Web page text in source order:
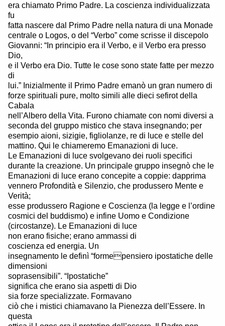
era chiamato Primo Padre. La coscienza individualizzata
fu
fatta nascere dal Primo Padre nella natura di una Monade
centrale o Logos, o del “Verbo” come scrisse il discepolo
Giovanni: “In principio era il Verbo, e il Verbo era presso
Dio,
e il Verbo era Dio. Tutte le cose sono state fatte per mezzo
di
lui.” Inizialmente il Primo Padre emanò un gran numero di
forze spirituali pure, molto simili alle dieci sefirot della
Cabala
nell’Albero della Vita. Furono chiamate con nomi diversi a
seconda del gruppo mistico che stava insegnando; per
esempio aioni, sizigie, figliolanze, re di luce e stelle del
mattino. Qui le chiameremo Emanazioni di luce.
Le Emanazioni di luce svolgevano dei ruoli specifici
durante la creazione. Un principale gruppo insegnò che le
Emanazioni di luce erano concepite a coppie: dapprima
vennero Profondità e Silenzio, che produssero Mente e
Verità;
esse produssero Ragione e Coscienza (la legge e l’ordine
cosmici del buddismo) e infine Uomo e Condizione
(circostanze). Le Emanazioni di luce
non erano fisiche; erano ammassi di
coscienza ed energia. Un
insegnamento le definì “formepensiero ipostatiche delle
dimensioni
soprasensibili”. “Ipostatiche”
significa che erano sia aspetti di Dio
sia forze specializzate. Formavano
ciò che i mistici chiamavano la Pienezza dell’Essere. In
questa